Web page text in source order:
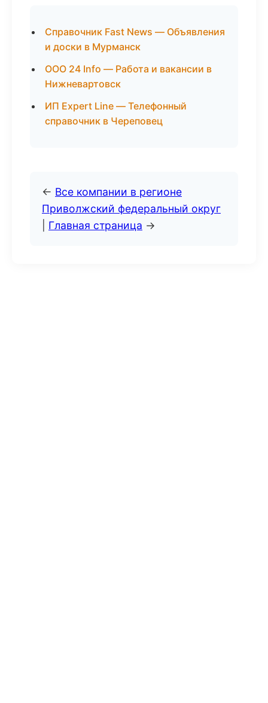
Справочник Fast News — Объявления
и доски в Мурманск
ООО 24 Info — Работа и вакансии в
Нижневартовск
ИП Expert Line — Телефонный
справочник в Череповец
← Все компании в регионе
Приволжский федеральный округ
Главная страница →